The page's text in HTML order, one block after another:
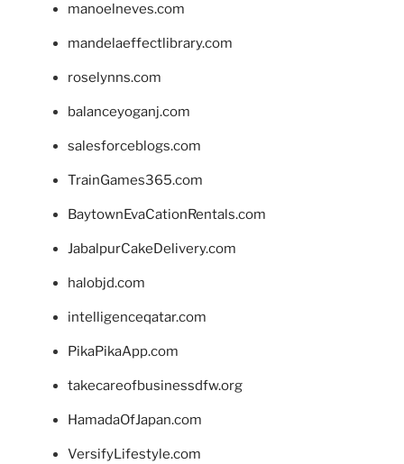
manoelneves.com
mandelaeffectlibrary.com
roselynns.com
balanceyoganj.com
salesforceblogs.com
TrainGames365.com
BaytownEvaCationRentals.com
JabalpurCakeDelivery.com
halobjd.com
intelligenceqatar.com
PikaPikaApp.com
takecareofbusinessdfw.org
HamadaOfJapan.com
VersifyLifestyle.com